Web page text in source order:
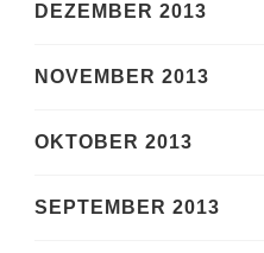
DEZEMBER 2013
NOVEMBER 2013
OKTOBER 2013
SEPTEMBER 2013